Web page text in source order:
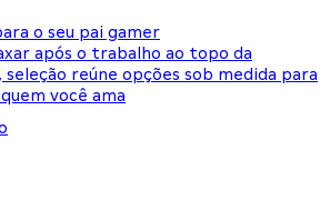
o seu pai gamer
após o trabalho ao topo da
reúne opções sob medida para
você ama